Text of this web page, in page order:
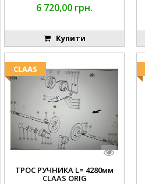
6 720,00 грн.
Купити
CLAAS
ТРОС РУЧНИКА L= 4280мм
CLAAS ORIG